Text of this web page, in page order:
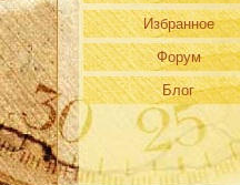
Избранное
Форум
Блог